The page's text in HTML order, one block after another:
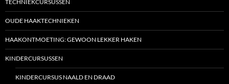
TECHNIEKCURSUSSEN
OUDE HAAKTECHNIEKEN
HAAKONTMOETING: GEWOON LEKKER HAKEN
KINDERCURSUSSEN
KINDERCURSUS NAALD EN DRAAD